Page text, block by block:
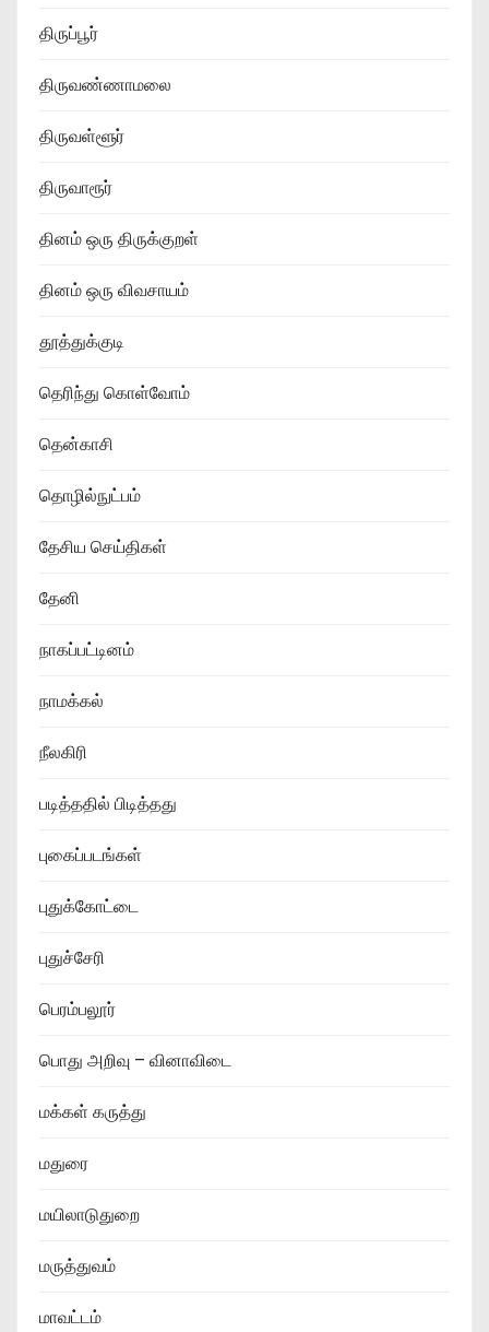
திருப்பூர்
திருவண்ணாமலை
திருவள்ளூர்
திருவாரூர்
தினம் ஒரு திருக்குறள்
தினம் ஒரு விவசாயம்
தூத்துக்குடி
தெரிந்து கொள்வோம்
தென்காசி
தொழில்நுட்பம்
தேசிய செய்திகள்
தேனி
நாகப்பட்டினம்
நாமக்கல்
நீலகிரி
படித்ததில் பிடித்தது
புகைப்படங்கள்
புதுக்கோட்டை
புதுச்சேரி
பெரம்பலூர்
பொது அறிவு – வினாவிடை
மக்கள் கருத்து
மதுரை
மயிலாடுதுறை
மருத்துவம்
மாவட்டம்